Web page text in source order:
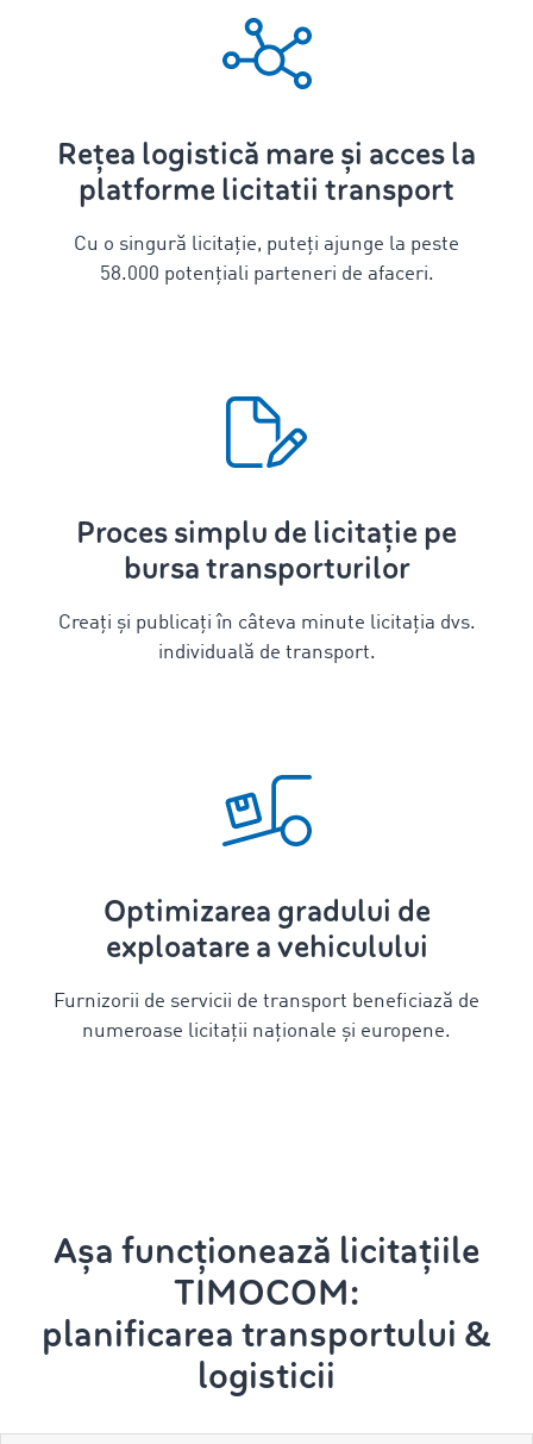
Rețea logistică mare și acces la
platforme licitatii transport
Cu o singură licitație, puteți ajunge la peste
58.000 potențiali parteneri de afaceri.
Proces simplu de licitație pe
bursa transporturilor
Creați și publicați în câteva minute licitația dvs.
individuală de transport.
Optimizarea gradului de
exploatare a vehiculului
Furnizorii de servicii de transport beneficiază de
numeroase licitații naționale și europene.
Așa funcționează licitațiile
TIMOCOM:
planificarea transportului &
logisticii